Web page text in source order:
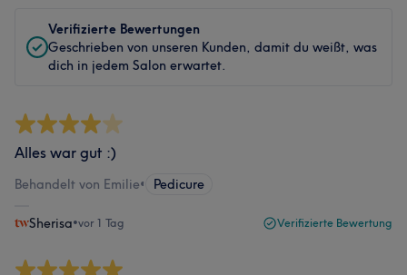
Verifizierte Bewertungen
Geschrieben von unseren Kunden, damit du weißt, was
dich in jedem Salon erwartet.
Alles war gut :)
Behandelt von Emilie• Pedicure
Sherisa•vor 1 Tag Verifizierte Bewertung